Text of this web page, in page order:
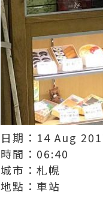
日期：14 Aug
時間：06:40
城市：札幌
地點：車站